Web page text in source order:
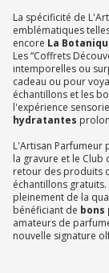
La spécificité de
emblématiques
encore La
Les “Coffrets
intemporelles ou
cadeau ou pour
échantillons et les
l'expérience
hydratantes
L'Artisan Parfumeur
la gravure et le Club
retour des produits
échantillons
pleinement de la
bénéficiant de bons
amateurs de
nouvelle signature